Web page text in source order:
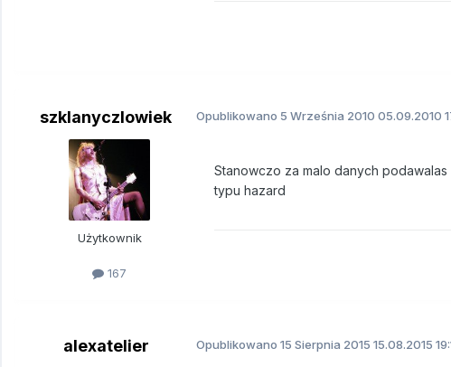
szklanyczlowiek
Użytkownik
167
Opublikowano 5 Września 2010 05.09.2010
Stanowczo za malo danych
typu hazard
alexatelier Opublikowano 15 Sierpnia 2015 15.08.2015